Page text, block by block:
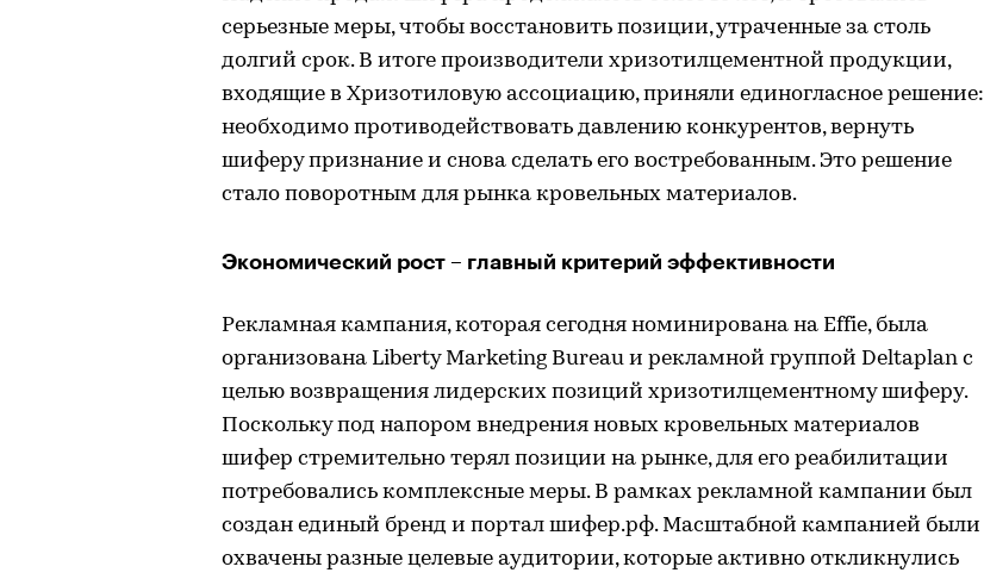
серьезные меры, чтобы восстановить позиции, утраченные за столь
долгий срок. В итоге производители хризотилцементной продукции,
входящие в Хризотиловую ассоциацию, приняли единогласное решение:
необходимо противодействовать давлению конкурентов, вернуть
шиферу признание и снова сделать его востребованным. Это решение
стало поворотным для рынка кровельных материалов.
Экономический рост – главный критерий эффективности
Рекламная кампания, которая сегодня номинирована на Effie, была
организована Liberty Marketing Bureau и рекламной группой Deltaplan с
целью возвращения лидерских позиций хризотилцементному шиферу.
Поскольку под напором внедрения новых кровельных материалов
шифер стремительно терял позиции на рынке, для его реабилитации
потребовались комплексные меры. В рамках рекламной кампании был
создан единый бренд и портал шифер.рф. Масштабной кампанией были
охвачены разные целевые аудитории, которые активно откликнулись